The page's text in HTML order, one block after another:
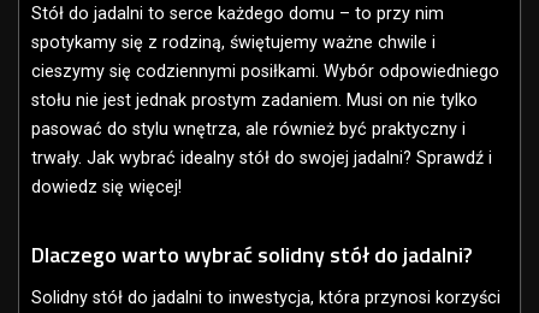
Stół do jadalni to serce każdego domu – to przy nim
spotykamy się z rodziną, świętujemy ważne chwile i
cieszymy się codziennymi posiłkami. Wybór odpowiedniego
stołu nie jest jednak prostym zadaniem. Musi on nie tylko
pasować do stylu wnętrza, ale również być praktyczny i
trwały. Jak wybrać idealny stół do swojej jadalni? Sprawdź i
dowiedz się więcej!
Dlaczego warto wybrać solidny stół do jadalni?
Solidny stół do jadalni to inwestycja, która przynosi korzyści